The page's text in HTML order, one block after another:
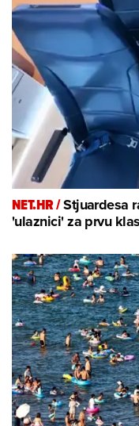
NET.HR /Stjuardesa
'ulaznici' za prvu